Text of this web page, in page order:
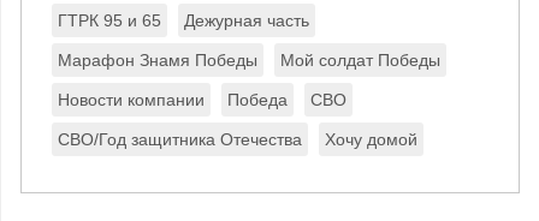
ГТРК 95 и 65 Дежурная часть
Марафон Знамя Победы Мой солдат Победы
Новости компании Победа СВО
СВО/Год защитника Отечества Хочу домой